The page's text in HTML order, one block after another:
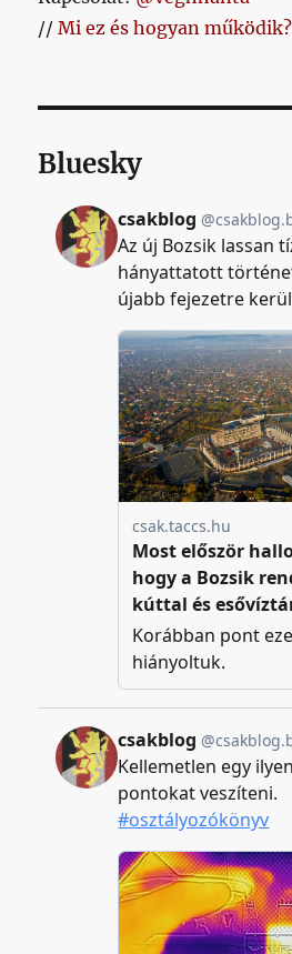
//Mi ez és hogyan működik?
Bluesky